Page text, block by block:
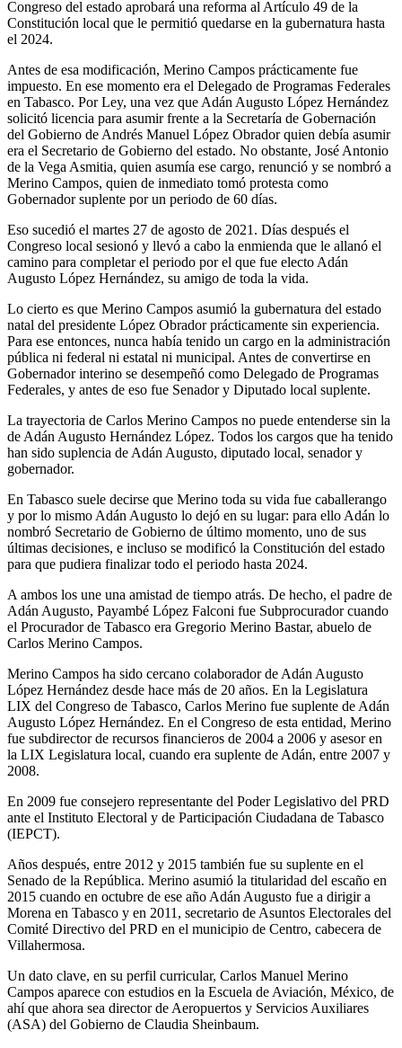
Congreso del estado aprobará una reforma al Artículo 49 de la
Constitución local que le permitió quedarse en la gubernatura hasta
el 2024.
Antes de esa modificación, Merino Campos prácticamente fue
impuesto. En ese momento era el Delegado de Programas Federales
en Tabasco. Por Ley, una vez que Adán Augusto López Hernández
solicitó licencia para asumir frente a la Secretaría de Gobernación
del Gobierno de Andrés Manuel López Obrador quien debía asumir
era el Secretario de Gobierno del estado. No obstante, José Antonio
de la Vega Asmitia, quien asumía ese cargo, renunció y se nombró a
Merino Campos, quien de inmediato tomó protesta como
Gobernador suplente por un periodo de 60 días.
Eso sucedió el martes 27 de agosto de 2021. Días después el
Congreso local sesionó y llevó a cabo la enmienda que le allanó el
camino para completar el periodo por el que fue electo Adán
Augusto López Hernández, su amigo de toda la vida.
Lo cierto es que Merino Campos asumió la gubernatura del estado
natal del presidente López Obrador prácticamente sin experiencia.
Para ese entonces, nunca había tenido un cargo en la administración
pública ni federal ni estatal ni municipal. Antes de convertirse en
Gobernador interino se desempeñó como Delegado de Programas
Federales, y antes de eso fue Senador y Diputado local suplente.
La trayectoria de Carlos Merino Campos no puede entenderse sin la
de Adán Augusto Hernández López. Todos los cargos que ha tenido
han sido suplencia de Adán Augusto, diputado local, senador y
gobernador.
En Tabasco suele decirse que Merino toda su vida fue caballerango
y por lo mismo Adán Augusto lo dejó en su lugar: para ello Adán lo
nombró Secretario de Gobierno de último momento, uno de sus
últimas decisiones, e incluso se modificó la Constitución del estado
para que pudiera finalizar todo el periodo hasta 2024.
A ambos los une una amistad de tiempo atrás. De hecho, el padre de
Adán Augusto, Payambé López Falconi fue Subprocurador cuando
el Procurador de Tabasco era Gregorio Merino Bastar, abuelo de
Carlos Merino Campos.
Merino Campos ha sido cercano colaborador de Adán Augusto
López Hernández desde hace más de 20 años. En la Legislatura
LIX del Congreso de Tabasco, Carlos Merino fue suplente de Adán
Augusto López Hernández. En el Congreso de esta entidad, Merino
fue subdirector de recursos financieros de 2004 a 2006 y asesor en
la LIX Legislatura local, cuando era suplente de Adán, entre 2007 y
2008.
En 2009 fue consejero representante del Poder Legislativo del PRD
ante el Instituto Electoral y de Participación Ciudadana de Tabasco
(IEPCT).
Años después, entre 2012 y 2015 también fue su suplente en el
Senado de la República. Merino asumió la titularidad del escaño en
2015 cuando en octubre de ese año Adán Augusto fue a dirigir a
Morena en Tabasco y en 2011, secretario de Asuntos Electorales del
Comité Directivo del PRD en el municipio de Centro, cabecera de
Villahermosa.
Un dato clave, en su perfil curricular, Carlos Manuel Merino
Campos aparece con estudios en la Escuela de Aviación, México, de
ahí que ahora sea director de Aeropuertos y Servicios Auxiliares
(ASA) del Gobierno de Claudia Sheinbaum.